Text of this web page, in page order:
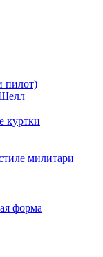
пилот)
куртки
милитари
форма